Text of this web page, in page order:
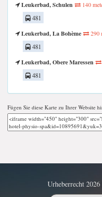
Leukerbad, Schulen
140
481
Leukerbad, La Bohème
290
481
Leukerbad, Obere Maressen
481
Fügen Sie diese Karte zu Ihrer Website
Urheberrecht